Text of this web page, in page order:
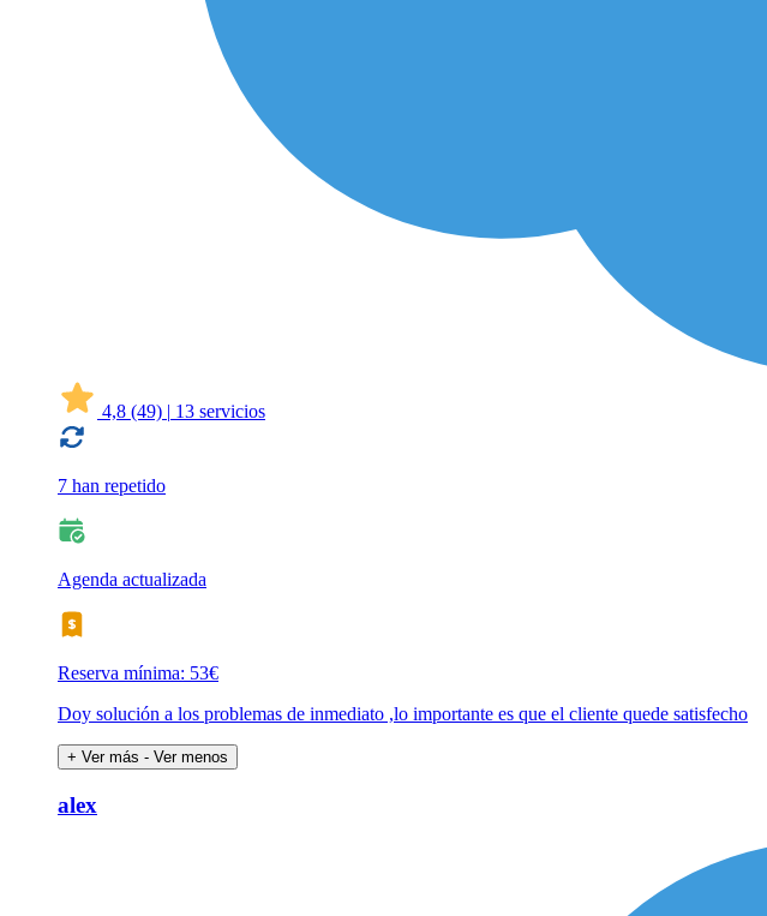
4,8 (49) | 13 servicios
7 han repetido
Agenda actualizada
Reserva mínima: 53€
Doy solución a los problemas de inmediato ,lo importante es que el cliente quede satisfecho
+ Ver más - Ver menos
alex